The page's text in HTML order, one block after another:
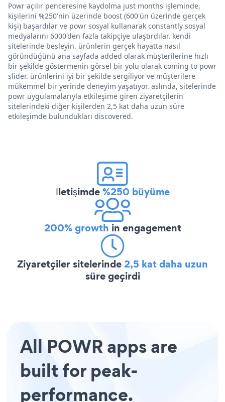
Powr açılır penceresine kaydolma just months işleminde,
kişilerini %250'nin üzerinde boost (600'ün üzerinde gerçek
kişi) başardılar ve powr sosyal kullanarak constantly sosyal
medyalarını 6000'den fazla takipçiye ulaştırdılar. kendi
sitelerinde besleyin. ürünlerin gerçek hayatta nasıl
göründüğünü ana sayfada added olarak müşterilerine hızlı
bir şekilde göstermenin görsel bir yolu olarak coming to powr
slider. ürünlerini iyi bir şekilde sergiliyor ve müşterilere
mükemmel bir yerinde deneyim yaşatıyor. aslında, sitelerinde
powr uygulamalarıyla etkileşime giren ziyaretçilerin
sitelerindeki diğer kişilerden 2,5 kat daha uzun süre
etkileşimde bulundukları discovered.
İletişimde%250 büyüme
200% growth in engagement
Ziyaretçiler sitelerinde2,5 kat daha uzun
süre geçirdi
All POWR apps are
built for peak-
performance.